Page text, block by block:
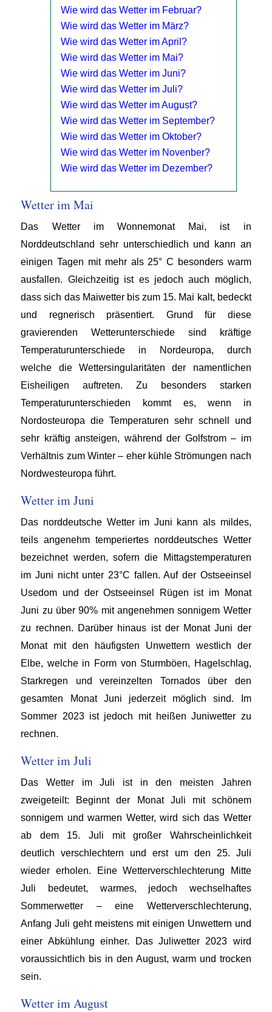
Wie wird das Wetter im Februar?
Wie wird das Wetter im März?
Wie wird das Wetter im April?
Wie wird das Wetter im Mai?
Wie wird das Wetter im Juni?
Wie wird das Wetter im Juli?
Wie wird das Wetter im August?
Wie wird das Wetter im September?
Wie wird das Wetter im Oktober?
Wie wird das Wetter im Novenber?
Wie wird das Wetter im Dezember?
Wetter im Mai
Das Wetter im Wonnemonat Mai, ist in
Norddeutschland sehr unterschiedlich und kann an
einigen Tagen mit mehr als 25° C besonders warm
ausfallen. Gleichzeitig ist es jedoch auch möglich,
dass sich das Maiwetter bis zum 15. Mai kalt, bedeckt
und regnerisch präsentiert. Grund für diese
gravierenden Wetterunterschiede sind kräftige
Temperaturunterschiede in Nordeuropa, durch
welche die Wettersingularitäten der namentlichen
Eisheiligen auftreten. Zu besonders starken
Temperaturunterschieden kommt es, wenn in
Nordosteuropa die Temperaturen sehr schnell und
sehr kräftig ansteigen, während der Golfstrom – im
Verhältnis zum Winter – eher kühle Strömungen nach
Nordwesteuropa führt.
Wetter im Juni
Das norddeutsche Wetter im Juni kann als mildes,
teils angenehm temperiertes norddeutsches Wetter
bezeichnet werden, sofern die Mittagstemperaturen
im Juni nicht unter 23°C fallen. Auf der Ostseeinsel
Usedom und der Ostseeinsel Rügen ist im Monat
Juni zu über 90% mit angenehmen sonnigem Wetter
zu rechnen. Darüber hinaus ist der Monat Juni der
Monat mit den häufigsten Unwettern westlich der
Elbe, welche in Form von Sturmböen, Hagelschlag,
Starkregen und vereinzelten Tornados über den
gesamten Monat Juni jederzeit möglich sind. Im
Sommer 2023 ist jedoch mit heißen Juniwetter zu
rechnen.
Wetter im Juli
Das Wetter im Juli ist in den meisten Jahren
zweigeteilt: Beginnt der Monat Juli mit schönem
sonnigem und warmen Wetter, wird sich das Wetter
ab dem 15. Juli mit großer Wahrscheinlichkeit
deutlich verschlechtern und erst um den 25. Juli
wieder erholen. Eine Wetterverschlechterung Mitte
Juli bedeutet, warmes, jedoch wechselhaftes
Sommerwetter – eine Wetterverschlechterung,
Anfang Juli geht meistens mit einigen Unwettern und
einer Abkühlung einher. Das Juliwetter 2023 wird
voraussichtlich bis in den August, warm und trocken
sein.
Wetter im August